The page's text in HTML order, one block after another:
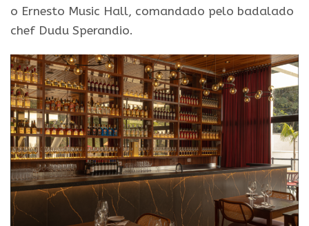
o Ernesto Music Hall, comandado pelo badalado
chef Dudu Sperandio.